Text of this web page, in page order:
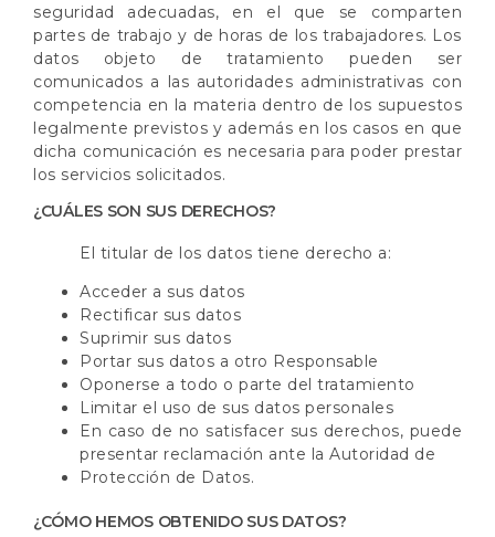
seguridad adecuadas, en el que se comparten
partes de trabajo y de horas de los trabajadores. Los
datos objeto de tratamiento pueden ser
comunicados a las autoridades administrativas con
competencia en la materia dentro de los supuestos
legalmente previstos y además en los casos en que
dicha comunicación es necesaria para poder prestar
los servicios solicitados.
¿CUÁLES SON SUS DERECHOS?
El titular de los datos tiene derecho a:
Acceder a sus datos
Rectificar sus datos
Suprimir sus datos
Portar sus datos a otro Responsable
Oponerse a todo o parte del tratamiento
Limitar el uso de sus datos personales
En caso de no satisfacer sus derechos, puede
presentar reclamación ante la Autoridad de
Protección de Datos.
¿CÓMO HEMOS OBTENIDO SUS DATOS?